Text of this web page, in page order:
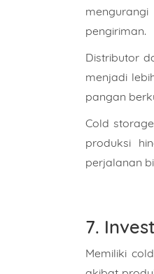
pengiriman.
Distributor
menjadi
pangan
Cold
produksi
perjalanan
7.
Memiliki